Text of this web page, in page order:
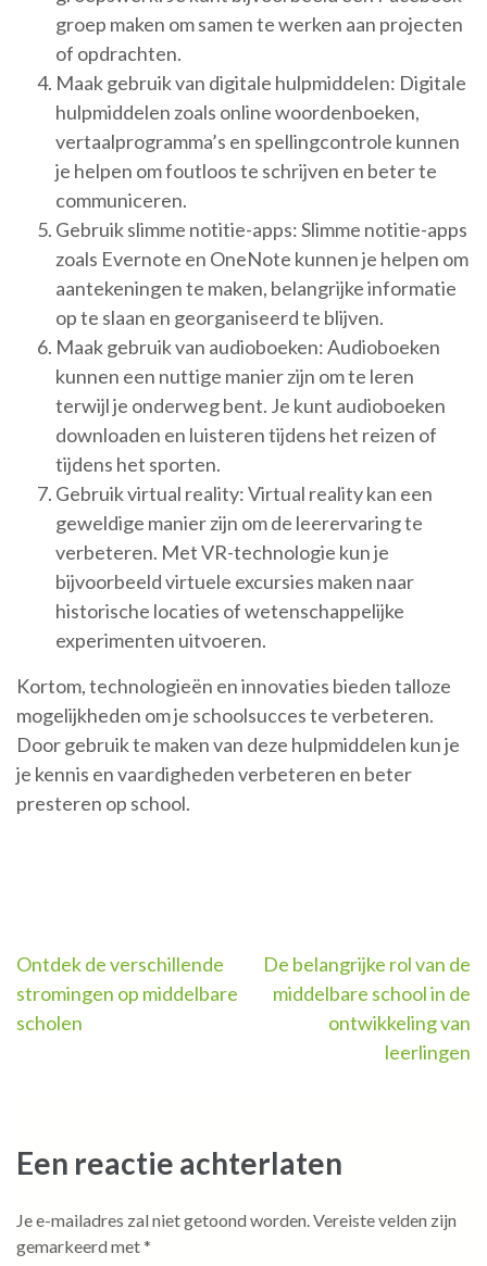
groep maken om samen te werken aan projecten
of opdrachten.
Maak gebruik van digitale hulpmiddelen: Digitale
hulpmiddelen zoals online woordenboeken,
vertaalprogramma’s en spellingcontrole kunnen
je helpen om foutloos te schrijven en beter te
communiceren.
Gebruik slimme notitie-apps: Slimme notitie-apps
zoals Evernote en OneNote kunnen je helpen om
aantekeningen te maken, belangrijke informatie
op te slaan en georganiseerd te blijven.
Maak gebruik van audioboeken: Audioboeken
kunnen een nuttige manier zijn om te leren
terwijl je onderweg bent. Je kunt audioboeken
downloaden en luisteren tijdens het reizen of
tijdens het sporten.
Gebruik virtual reality: Virtual reality kan een
geweldige manier zijn om de leerervaring te
verbeteren. Met VR-technologie kun je
bijvoorbeeld virtuele excursies maken naar
historische locaties of wetenschappelijke
experimenten uitvoeren.
Kortom, technologieën en innovaties bieden talloze
mogelijkheden om je schoolsucces te verbeteren.
Door gebruik te maken van deze hulpmiddelen kun je
je kennis en vaardigheden verbeteren en beter
presteren op school.
Berichtnavigatie
Ontdek de verschillende
stromingen op middelbare
scholen
De belangrijke rol van de
middelbare school in de
ontwikkeling van
leerlingen
Een reactie achterlaten
Je e-mailadres zal niet getoond worden.Vereiste velden zijn
gemarkeerd met*